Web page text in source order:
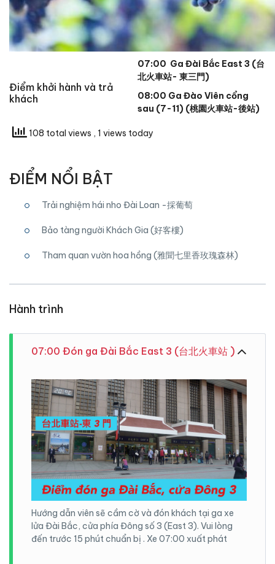
Điểm khởi hành và trả
khách
07:00 Ga Đài Bắc East 3 (台
北火車站- 東三門)
08:00 Ga Đào Viên cổng
sau (7-11) (桃園火車站-後站)
108 total views , 1 views today
ĐIỂM NỔI BẬT
Trải nghiệm hái nho Đài Loan -採葡萄
Bảo tàng người Khách Gia (好客樓)
Tham quan vườn hoa hồng (雅聞七里香玫瑰森林)
Hành trình
07:00 Đón ga Đài Bắc East 3 (台北火車站 )
Hướng dẫn viên sẽ cầm cờ và đón khách tại ga xe
lửa Đài Bắc, cửa phía Đông số 3 (East 3). Vui lòng
đến trước 15 phút chuẩn bị . Xe 07:00 xuất phát